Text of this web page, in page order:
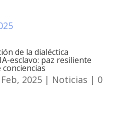
de la dialéctica
esclavo: paz resiliente
2025| Noticias | 0